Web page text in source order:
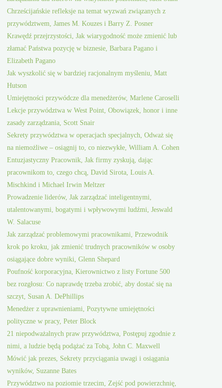
Chrześcijańskie refleksje na temat wyzwań związanych z
przywództwem, James M. Kouzes i Barry Z. Posner
Krawędź przejrzystości, Jak wiarygodność może zmienić lub
złamać Państwa pozycję w biznesie, Barbara Pagano i
Elizabeth Pagano
Jak wyszkolić się w bardziej racjonalnym myśleniu, Matt
Hutson
Umiejętności przywódcze dla menedżerów, Marlene Caroselli
Lekcje przywództwa w West Point, Obowiązek, honor i inne
zasady zarządzania, Scott Snair
Sekrety przywództwa w operacjach specjalnych, Odważ się
na niemożliwe – osiągnij to, co niezwykłe, William A. Cohen
Entuzjastyczny Pracownik, Jak firmy zyskują, dając
pracownikom to, czego chcą, David Sirota, Louis A.
Mischkind i Michael Irwin Meltzer
Prowadzenie liderów, Jak zarządzać inteligentnymi,
utalentowanymi, bogatymi i wpływowymi ludźmi, Jeswald
W. Salacuse
Jak zarządzać problemowymi pracownikami, Przewodnik
krok po kroku, jak zmienić trudnych pracowników w osoby
osiągające dobre wyniki, Glenn Shepard
Poufność korporacyjna, Kierownictwo z listy Fortune 500
bez rozgłosu: Co naprawdę trzeba zrobić, aby dostać się na
szczyt, Susan A. DePhillips
Menedżer z uprawnieniami, Pozytywne umiejętności
polityczne w pracy, Peter Block
21 niepodważalnych praw przywództwa, Postępuj zgodnie z
nimi, a ludzie będą podążać za Tobą, John C. Maxwell
Mówić jak prezes, Sekrety przyciągania uwagi i osiągania
wyników, Suzanne Bates
Przywództwo na poziomie trzecim, Zejść pod powierzchnię,